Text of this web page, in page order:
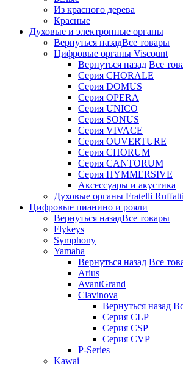
Из красного дерева
Красные
Духовые и электронные органы
Вернуться назадВсе товары
Цифровые органы Viscount
Вернуться назад Все
Серия CHORALE
Серия DOMUS
Серия OPERA
Серия UNICO
Серия SONUS
Серия VIVACE
Серия OUVERTURE
Серия CHORUM
Серия CANTORUM
Серия HYMMERSIVE
Аксессуары и акустика
Духовые органы Fratelli Ruffatti
Цифровые пианино и рояли
Вернуться назадВсе товары
Flykeys
Symphony
Yamaha
Вернуться назад Все
Arius
AvantGrand
Clavinova
Вернуться назад
Серия CLP
Серия CSP
Серия CVP
P-Series
Kawai